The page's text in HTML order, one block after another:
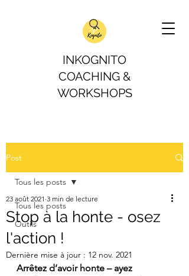
INKOGNITO
COACHING &
WORKSHOPS
Post
Tous les posts
Outils
Tous les posts
Stop à la honte - osez
l'action !
23 août 2021 3 min de lecture
Dernière mise à jour : 12 nov. 2021
Arrêtez d’avoir honte – ayez